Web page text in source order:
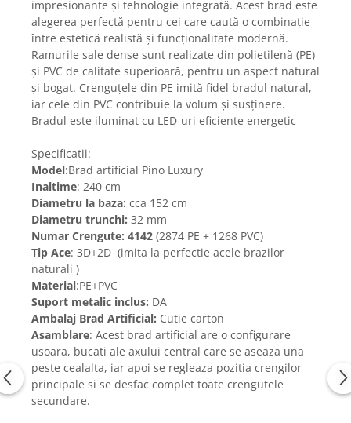
impresionante și tehnologie integrată. Acest brad este
alegerea perfectă pentru cei care caută o combinație
între estetică realistă și funcționalitate modernă.
Ramurile sale dense sunt realizate din polietilenă (PE)
și PVC de calitate superioară, pentru un aspect natural
și bogat. Crenguțele din PE imită fidel bradul natural,
iar cele din PVC contribuie la volum și susținere.
Bradul este iluminat cu LED-uri eficiente energetic
Specificatii:
Model:Brad artificial Pino Luxury
Inaltime: 240 cm
Diametru la baza: cca 152 cm
Diametru trunchi: 32 mm
Numar Crengute: 4142 (2874 PE + 1268 PVC)
Tip Ace: 3D+2D (imita la perfectie acele brazilor
naturali )
Material:PE+PVC
Suport metalic inclus: DA
Ambalaj Brad Artificial: Cutie carton
Asamblare: Acest brad artificial are o configurare
usoara, bucati ale axului central care se aseaza una
peste cealalta, iar apoi se regleaza pozitia crengilor
principale si se desfac complet toate crengutele
secundare.